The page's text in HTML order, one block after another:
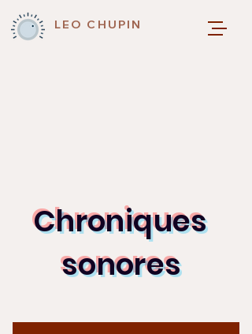
LEO CHUPIN
Chroniques
sonores